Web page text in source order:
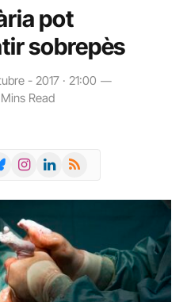
pot
sobrepès
- 2017 · 21:00
Read
InstagramLinkedIn
RSS